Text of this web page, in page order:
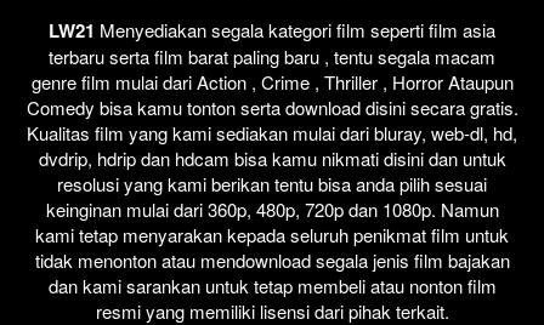
LW21 Menyediakan segala kategori film seperti film asia
terbaru serta film barat paling baru , tentu segala macam
genre film mulai dari Action , Crime , Thriller , Horror Ataupun
Comedy bisa kamu tonton serta download disini secara gratis.
Kualitas film yang kami sediakan mulai dari bluray, web-dl, hd,
dvdrip, hdrip dan hdcam bisa kamu nikmati disini dan untuk
resolusi yang kami berikan tentu bisa anda pilih sesuai
keinginan mulai dari 360p, 480p, 720p dan 1080p. Namun
kami tetap menyarakan kepada seluruh penikmat film untuk
tidak menonton atau mendownload segala jenis film bajakan
dan kami sarankan untuk tetap membeli atau nonton film
resmi yang memiliki lisensi dari pihak terkait.